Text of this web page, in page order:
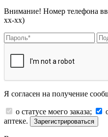
Внимание! Номер телефона
хх-хх)
Я согласен на получение
о статусе моего заказа;
аптеке.
Зарегистрироваться